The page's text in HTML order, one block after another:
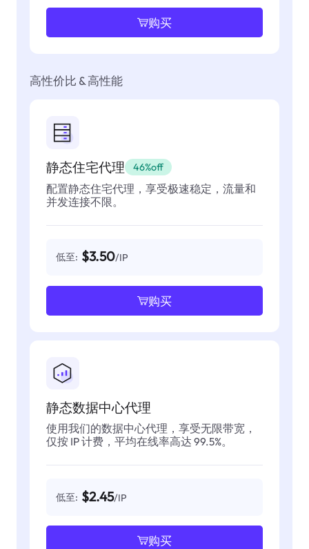
购买
高性价比 & 高性能
静态住宅代理 46%off
配置静态住宅代理，享受极速稳定，流量和
并发连接不限。
低至: $3.50/IP
购买
静态数据中心代理
使用我们的数据中心代理，享受无限带宽，
仅按 IP 计费，平均在线率高达 99.5%。
低至: $2.45/IP
购买